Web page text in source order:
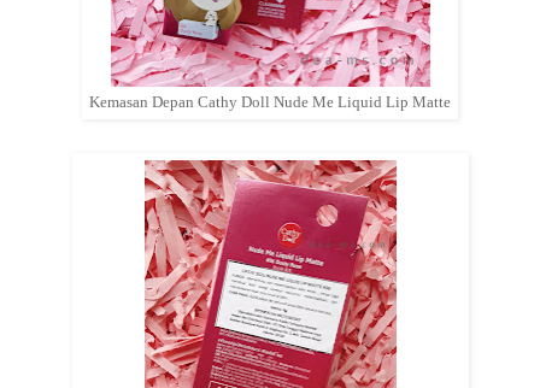
Kemasan Depan Cathy Doll Nude Me Liquid Lip Matte